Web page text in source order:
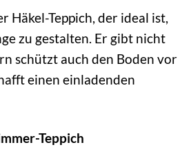
Häkel-Teppich, der ideal ist,
zu gestalten. Er gibt nicht
schützt auch den Boden vor
einen einladenden
Teppich